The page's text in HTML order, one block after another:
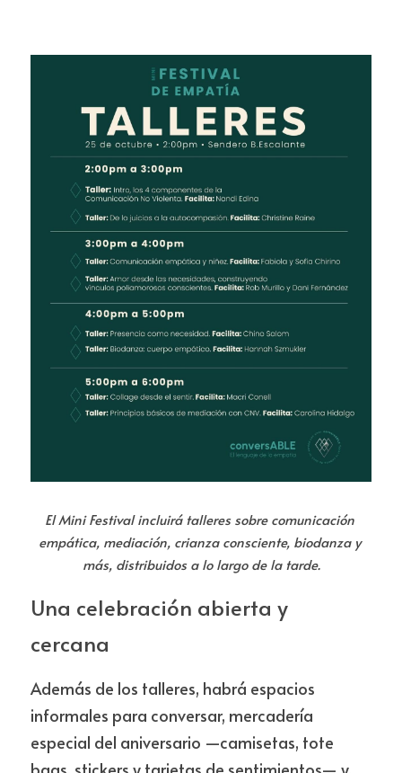
El Mini Festival incluirá talleres sobre comunicación
empática, mediación, crianza consciente, biodanza y
más, distribuidos a lo largo de la tarde.
Una celebración abierta y
cercana
Además de los talleres, habrá espacios
informales para conversar, mercadería
especial del aniversario —camisetas, tote